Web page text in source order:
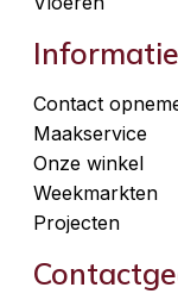
Informatie
Contact
Maakservice
Onze winkel
Weekmarkten
Projecten